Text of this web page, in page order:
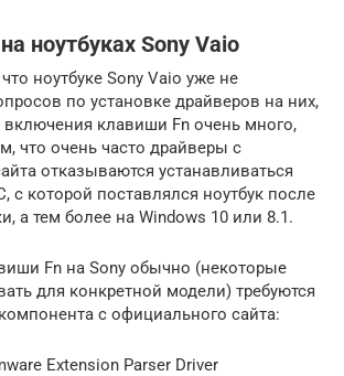
ноутбуках Sony Vaio
ноутбуке Sony Vaio уже не
по установке драйверов на них,
клавиши Fn очень много,
что очень часто драйверы с
отказываются устанавливаться
с которой поставлялся ноутбук после
а тем более на Windows 10 или 8.1.
Fn на Sony обычно (некоторые
для конкретной модели) требуются
с официального сайта:
Extension Parser Driver